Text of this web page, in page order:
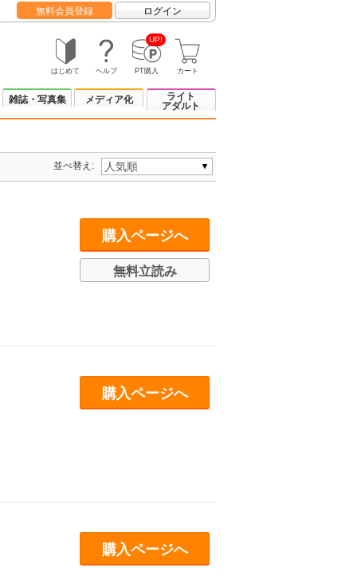
無料会員登録 ログイン
はじめて ヘルプ
UP!
PT購入 カート
雑誌・写真集 メディア化
ライト
アダルト
並べ替え:
購入ページへ
無料立読み
購入ページへ
購入ページへ